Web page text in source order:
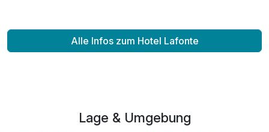
Alle Infos zum Hotel Lafonte
Lage & Umgebung